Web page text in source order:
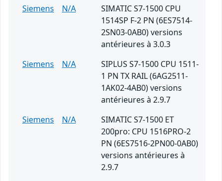
Siemens N/A
SIMATIC S7-1500 CPU
1514SP F-2 PN (6ES7514-
2SN03-0AB0) versions
antérieures à 3.0.3
Siemens
N/A
SIPLUS S7-1500 CPU 1511-
1 PN TX RAIL (6AG2511-
1AK02-4AB0) versions
antérieures à 2.9.7
Siemens
N/A
SIMATIC S7-1500 ET
200pro: CPU 1516PRO-2
PN (6ES7516-2PN00-0AB0)
versions antérieures à
2.9.7